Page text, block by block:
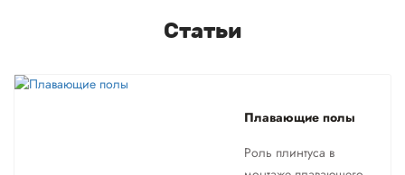
Статьи
Плавающие полы
Роль плинтуса в